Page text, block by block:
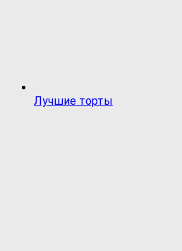
Лучшие торты